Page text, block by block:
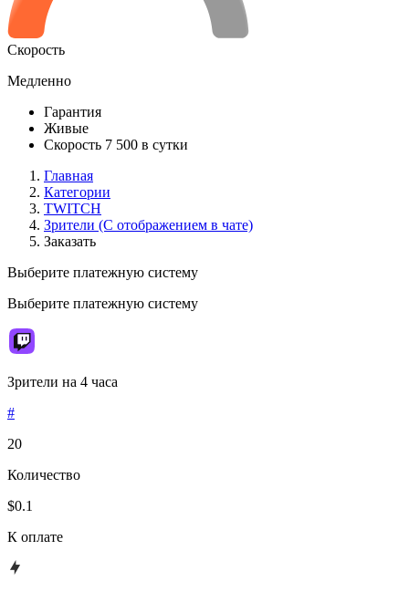
Скорость
Медленно
Гарантия
Живые
Скорость 7 500 в сутки
Главная
Категории
TWITCH
Зрители (C отображением в чате)
Заказать
Выберите платежную систему
Выберите платежную систему
Зрители на 4 часа
#
20
Количество
$0.1
К оплате